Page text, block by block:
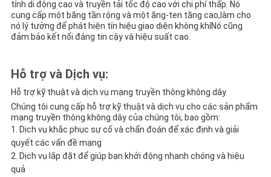
tính di động cao và truyền tải tốc độ cao với chi phí thấp. Nó
cung cấp một băng tần rộng và một ăng-ten tăng cao,làm cho
nó lý tưởng để phát hiện tín hiệu giao diện không khíNó cũng
đảm bảo kết nối đáng tin cậy và hiệu suất cao.
Hỗ trợ và Dịch vụ:
Hỗ trợ kỹ thuật và dịch vụ mạng truyền thông không dây
Chúng tôi cung cấp hỗ trợ kỹ thuật và dịch vụ cho các sản phẩm
mạng truyền thông không dây của chúng tôi, bao gồm:
Dịch vụ khắc phục sự cố và chẩn đoán để xác định và giải
quyết các vấn đề mạng
Dịch vụ lắp đặt để giúp bạn khởi động nhanh chóng và hiệu
quả